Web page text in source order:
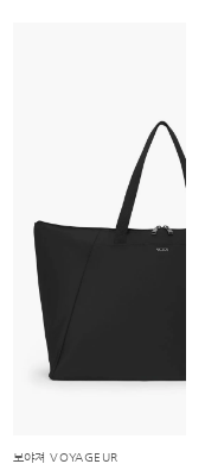
보야져 VOYAGEUR